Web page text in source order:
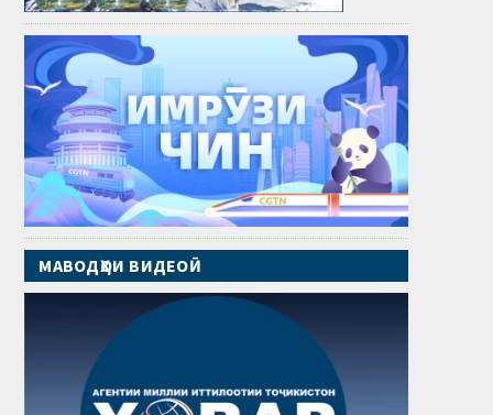
МАВОДҲОИ ВИДЕОӢ